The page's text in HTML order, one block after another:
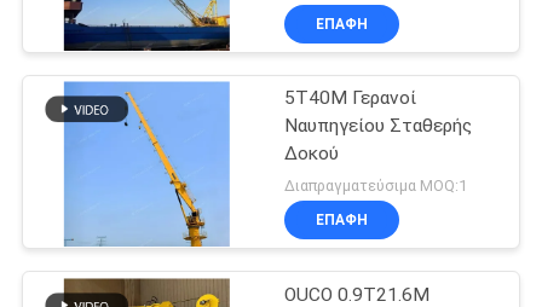
ΕΠΑΦΉ
5T40M Γερανοί
Ναυπηγείου Σταθερής
Δοκού
Διαπραγματεύσιμα MOQ:1
ΕΠΑΦΉ
OUCO 0.9T21.6M